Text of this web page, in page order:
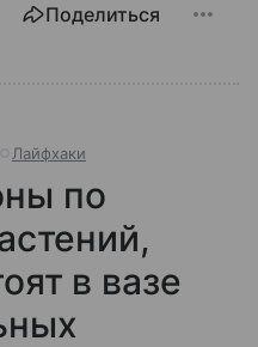
Поделиться
Лайфхаки
по
в вазе